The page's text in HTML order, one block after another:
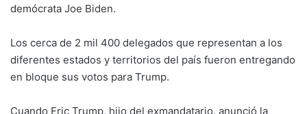
demócrata Joe Biden.
Los cerca de 2 mil 400 delegados que representan a los
diferentes estados y territorios del país fueron entregando
en bloque sus votos para Trump.
Cuando Eric Trump, hijo del exmandatario, anunció la